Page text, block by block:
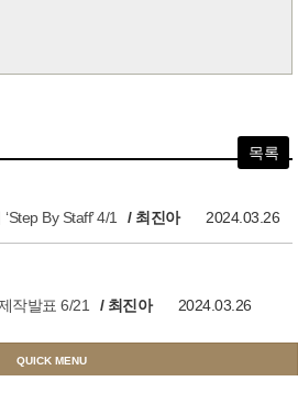
목록
By Staff’ 4/1
/ 최진아 2024.03.26
작발표 6/21
/ 최진아 2024.03.26
QUICK MENU